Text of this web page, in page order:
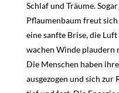
Schlaf und Träume.
Pflaumenbaum freut
eine sanfte Brise, die
wachen Winde plaudern
Die Menschen haben
ausgezogen und sich zur